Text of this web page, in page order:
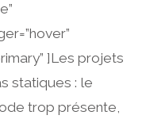
]Les projets
statiques : le
trop présente,